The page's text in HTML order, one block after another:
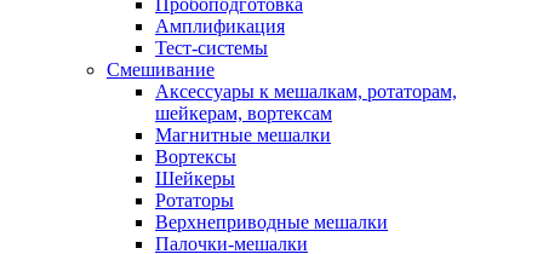
Пробоподготовка
Амплификация
Тест-системы
Смешивание
Аксессуары к мешалкам, ротаторам,
шейкерам, вортексам
Магнитные мешалки
Вортексы
Шейкеры
Ротаторы
Верхнеприводные мешалки
Палочки-мешалки